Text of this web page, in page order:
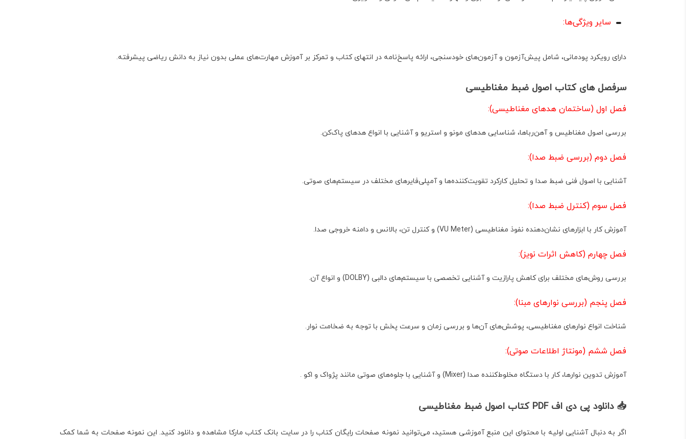
سایر ویژگی‌ها:
دارای رویکرد پودمانی، شامل پیش‌آزمون و آزمون‌های خودسنجی، ارائه پاسخ‌نامه در انتهای کتاب و تمرکز بر آموزش مهارت‌های عملی بدون نیاز به دانش ریاضی پیشرفته.
سرفصل های کتاب اصول ضبط مغناطیسی
فصل اول (ساختمان هدهای مغناطیسی):
بررسی اصول مغناطیس و آهن‌رباها، شناسایی هدهای مونو و استریو و آشنایی با انواع هدهای پاک‌کن.
فصل دوم (بررسی ضبط صدا):
آشنایی با اصول فنی ضبط صدا و تحلیل کارکرد تقویت‌کننده‌ها و آمپلی‌فایرهای مختلف در سیستم‌های صوتی.
فصل سوم (کنترل ضبط صدا):
آموزش کار با ابزارهای نشان‌دهنده نفوذ مغناطیسی (VU Meter) و کنترل تن، بالانس و دامنه خروجی صدا.
فصل چهارم (کاهش اثرات نویز):
بررسی روش‌های مختلف برای کاهش پارازیت و آشنایی تخصصی با سیستم‌های دالبی (DOLBY) و انواع آن.
فصل پنجم (بررسی نوارهای مبنا):
شناخت انواع نوارهای مغناطیسی، پوشش‌های آن‌ها و بررسی زمان و سرعت پخش با توجه به ضخامت نوار.
فصل ششم (مونتاژ اطلاعات صوتی):
آموزش تدوین نوارها، کار با دستگاه مخلوط‌کننده صدا (Mixer) و آشنایی با جلوه‌های صوتی مانند پژواک و اکو .
📥 دانلود پی دی اف PDF کتاب اصول ضبط مغناطیسی
اگر به دنبال آشنایی اولیه با محتوای این منبع آموزشی هستید، می‌توانید نمونه صفحات رایگان کتاب را در سایت بانک کتاب مارکا مشاهده و دانلود کنید. این نمونه صفحات به شما کمک